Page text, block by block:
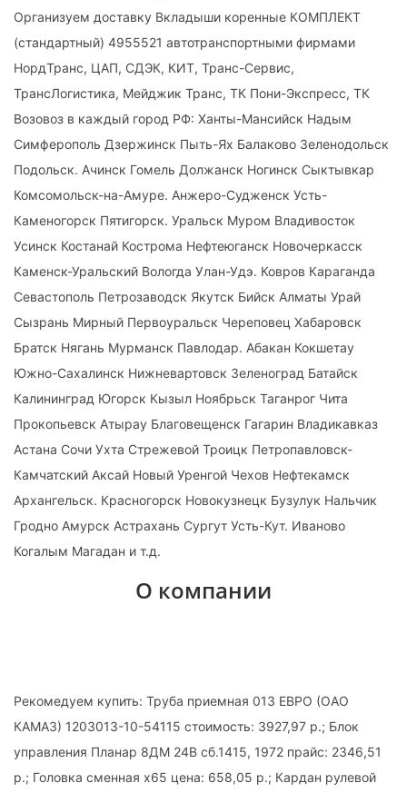
Организуем доставку Вкладыши коренные КОМПЛЕКТ
(стандартный) 4955521 автотранспортными фирмами
НордТранс, ЦАП, СДЭК, КИТ, Транс-Сервис,
ТрансЛогистика, Мейджик Транс, ТК Пони-Экспресс, ТК
Возовоз в каждый город РФ: Ханты-Мансийск Надым
Симферополь Дзержинск Пыть-Ях Балаково Зеленодольск
Подольск. Ачинск Гомель Должанск Ногинск Сыктывкар
Комсомольск-на-Амуре. Анжеро-Судженск Усть-
Каменогорск Пятигорск. Уральск Муром Владивосток
Усинск Костанай Кострома Нефтеюганск Новочеркасск
Каменск-Уральский Вологда Улан-Удэ. Ковров Караганда
Севастополь Петрозаводск Якутск Бийск Алматы Урай
Сызрань Мирный Первоуральск Череповец Хабаровск
Братск Нягань Мурманск Павлодар. Абакан Кокшетау
Южно-Сахалинск Нижневартовск Зеленоград Батайск
Калининград Югорск Кызыл Ноябрьск Таганрог Чита
Прокопьевск Атырау Благовещенск Гагарин Владикавказ
Астана Сочи Ухта Стрежевой Троицк Петропавловск-
Камчатский Аксай Новый Уренгой Чехов Нефтекамск
Архангельск. Красногорск Новокузнецк Бузулук Нальчик
Гродно Амурск Астрахань Сургут Усть-Кут. Иваново
Когалым Магадан и т.д.
О компании
Рекомедуем купить: Труба приемная 013 ЕВРО (ОАО
КАМАЗ) 1203013-10-54115 стоимость: 3927,97 р.; Блок
управления Планар 8ДМ 24В сб.1415, 1972 прайс: 2346,51
р.; Головка сменная х65 цена: 658,05 р.; Кардан рулевой